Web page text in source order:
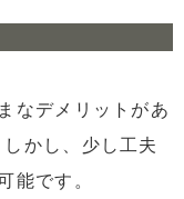
なデメリットがあ
かし、少し工夫
能です。